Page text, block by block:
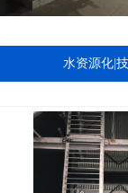
水资源化|